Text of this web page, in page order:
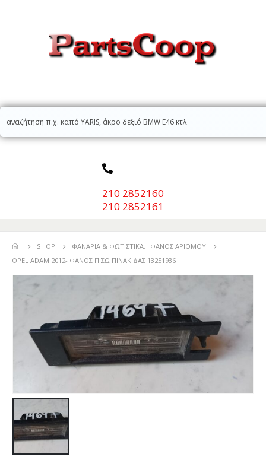
210 2852160
210 2852161
SHOP ΦΑΝΆΡΙΑ & ΦΩΤΙΣΤΙΚΆ,
ΦΑΝΌΣ ΑΡΙΘΜΟΎ
OPEL ADAM 2012- ΦΑΝΟΣ ΠΙΣΩ ΠΙΝΑΚΙΔΑΣ 13251936